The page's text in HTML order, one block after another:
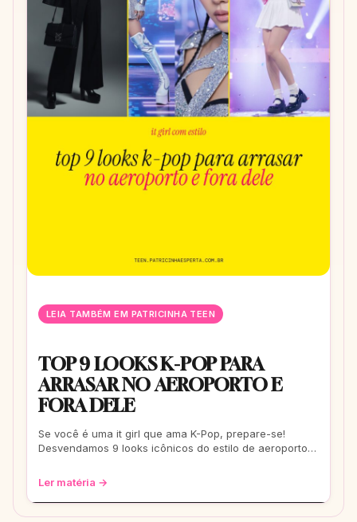
LEIA TAMBÉM EM PATRICINHA TEEN
TOP 9 LOOKS K-POP PARA
ARRASAR NO AEROPORTO E
FORA DELE
Se você é uma it girl que ama K-Pop, prepare-se!
Desvendamos 9 looks icônicos do estilo de aeroporto
Ler matéria →